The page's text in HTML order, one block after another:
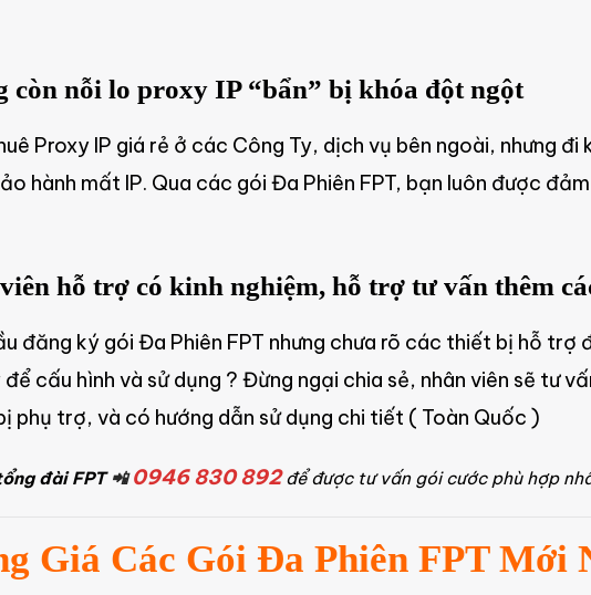
còn nỗi lo proxy IP “bẩn” bị khóa đột ngột
Proxy IP giá rẻ ở các Công Ty, dịch vụ bên ngoài, nhưng
hành mất IP. Qua các gói Đa Phiên FPT, bạn luôn được
hỗ trợ có kinh nghiệm, hỗ trợ tư vấn thêm
đăng ký gói Đa Phiên FPT nhưng chưa rõ các thiết bị hỗ trợ
để cấu hình và sử dụng ? Đừng ngại chia sẻ, nhân viên sẽ tư
phụ trợ, và có hướng dẫn sử dụng chi tiết ( Toàn Quốc )
đài FPT 📲0946 830 892để được tư vấn gói cước phù hợp
Giá Các Gói Đa Phiên FPT Mới